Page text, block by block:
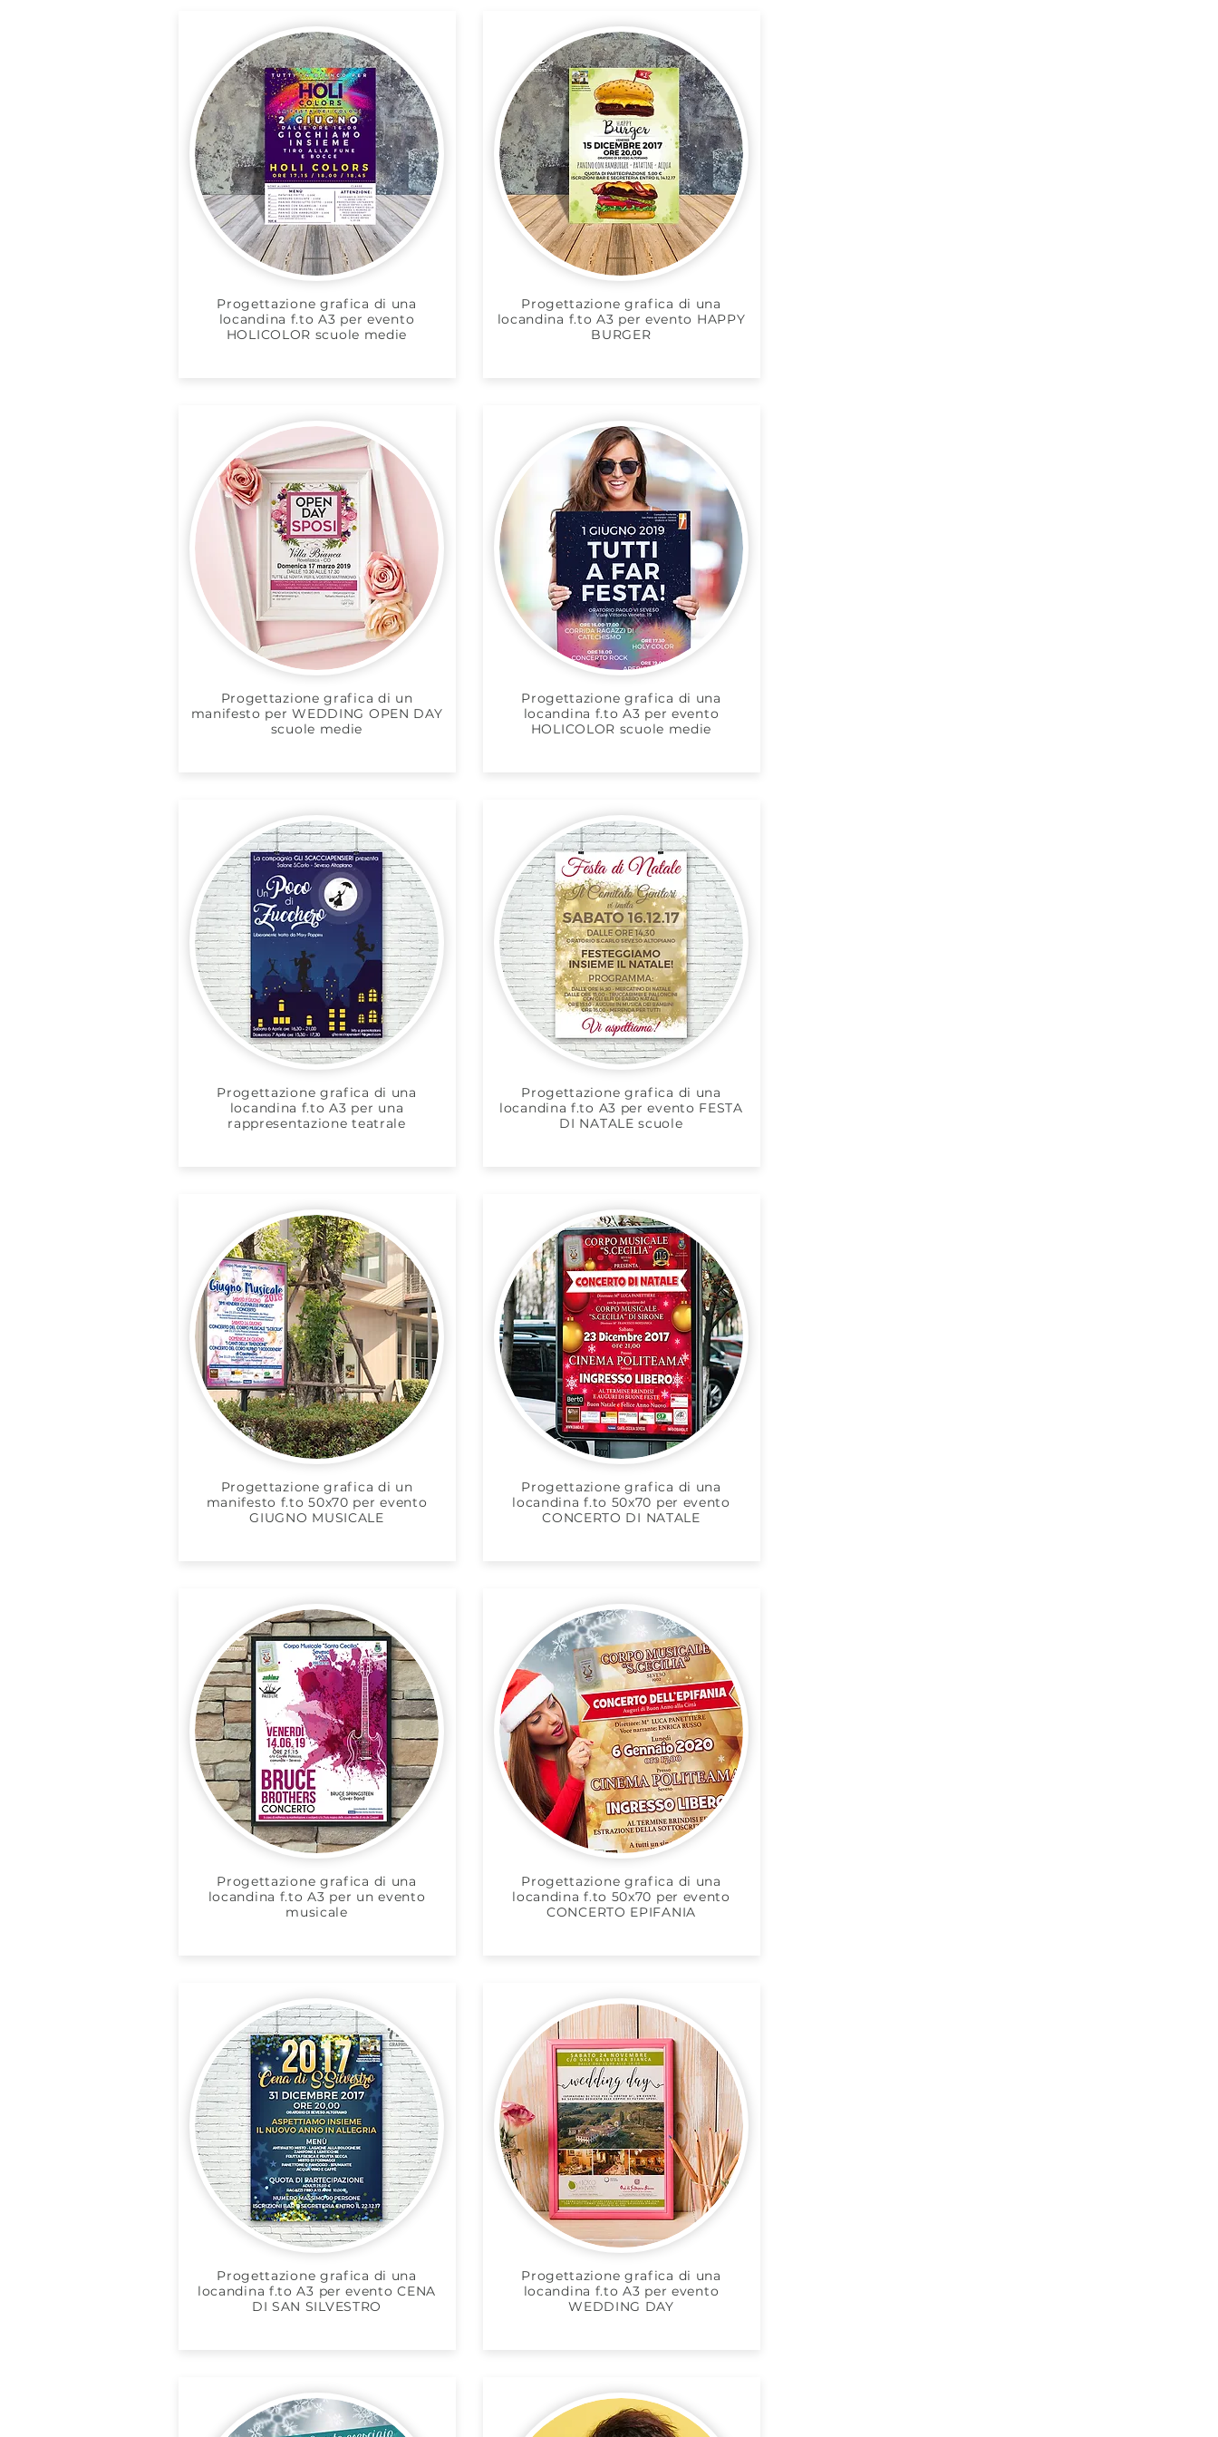
Progettazione grafica di una
locandina f.to A3 per evento
HOLICOLOR scuole medie
Progettazione grafica di un
manifesto per WEDDING OPEN DAY
scuole medie
Progettazione grafica di una
locandina f.to A3 per una
rappresentazione teatrale
Progettazione grafica di un
manifesto f.to 50x70 per evento
GIUGNO MUSICALE
Progettazione grafica di una
locandina f.to A3 per un evento
musicale
Progettazione grafica di una
locandina f.to A3 per evento CENA
DI SAN SILVESTRO
Progettazione grafica di una
locandina f.to A3 per evento HAPPY
BURGER
Progettazione grafica di una
locandina f.to A3 per evento
HOLICOLOR scuole medie
Progettazione grafica di una
locandina f.to A3 per evento FESTA
DI NATALE scuole
Progettazione grafica di una
locandina f.to 50x70 per evento
CONCERTO DI NATALE
Progettazione grafica di una
locandina f.to 50x70 per evento
CONCERTO EPIFANIA
Progettazione grafica di una
locandina f.to A3 per evento
WEDDING DAY